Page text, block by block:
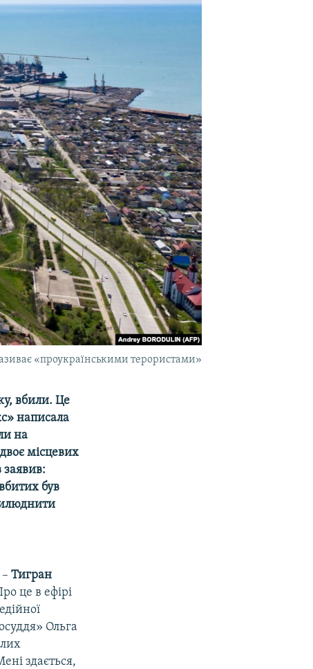
«проукраїнськими терористами»
вбили. Це
написала
на
місцевих
заявив:
був
–Тигран
це в ефірі
Ольга
здається,